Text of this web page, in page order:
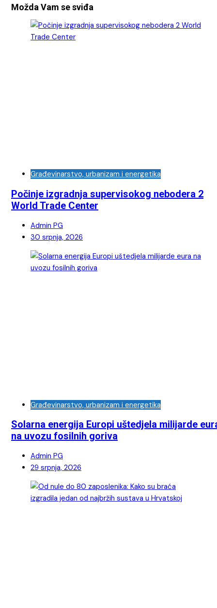
Možda Vam se sviđa
Građevinarstvo, urbanizam i energetika
Počinje izgradnja supervisokog nebodera 2
World Trade Center
Admin PG
30 srpnja, 2026
Građevinarstvo, urbanizam i energetika
Solarna energija Europi uštedjela milijarde
na uvozu fosilnih goriva
Admin PG
29 srpnja, 2026